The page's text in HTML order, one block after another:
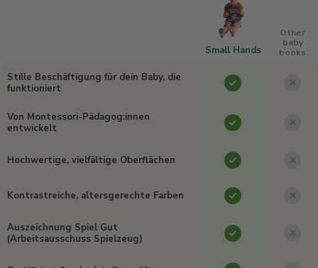
Small Hands
Other
baby
books
Stille Beschäftigung für dein Baby, die
funktioniert
Von Montessori-Pädagog:innen
entwickelt
Hochwertige, vielfältige Oberflächen
Kontrastreiche, altersgerechte Farben
Auszeichnung Spiel Gut
(Arbeitsausschuss Spielzeug)